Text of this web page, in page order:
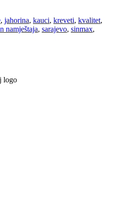
, jahorina, kauci, kreveti, kvalitet,
namještaja, sarajevo, sinmax,